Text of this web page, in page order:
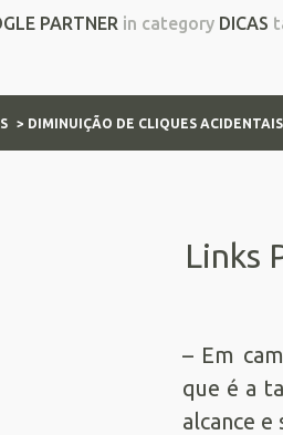
PARTNER in category DICAS
> DIMINUIÇÃO DE CLIQUES
Links
– Em
que é a
alcance